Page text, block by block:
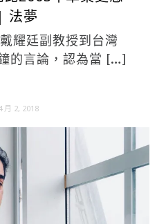
法夢
耀廷副教授到台灣
的言論，認為當 […]
月 2, 2018